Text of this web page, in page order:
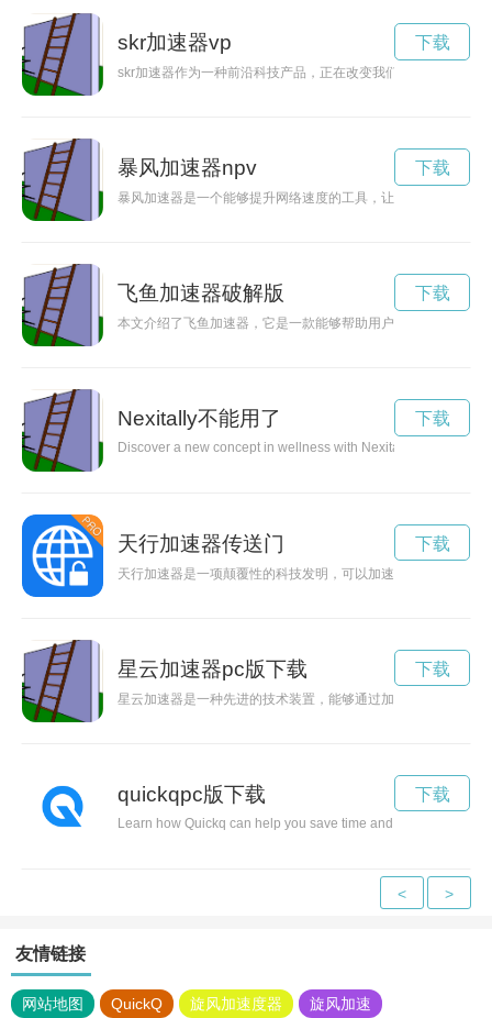
skr加速器vp
skr加速器作为一种前沿科技产品，正在改变我们的生活方式和
下载
暴风加速器npv
暴风加速器是一个能够提升网络速度的工具，让用户享受更快
下载
飞鱼加速器破解版
本文介绍了飞鱼加速器，它是一款能够帮助用户实现网络加速
下载
Nexitally不能用了
Discover a new concept in wellness with Nexitally, a retreat
下载
天行加速器传送门
天行加速器是一项颠覆性的科技发明，可以加速物体超出光速
下载
星云加速器pc版下载
星云加速器是一种先进的技术装置，能够通过加速光子来提高
下载
quickqpc版下载
Learn how Quickq can help you save time and increase
下载
< >
友情链接
网站地图 QuickQ 旋风加速度器 旋风加速